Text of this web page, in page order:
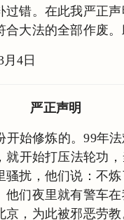
过错。在此我严正
大法的全部作废。
4日
严正声明
开始修炼的。99年
就开始打压法轮功
骚扰，他们说：不
他们夜里就有警车在
京，为此被邪恶劳